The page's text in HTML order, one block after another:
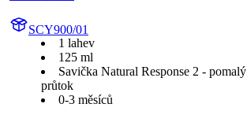
SCY900/01
1 lahev
125 ml
Savička Natural Response 2 - pomalý
průtok
0-3 měsíců